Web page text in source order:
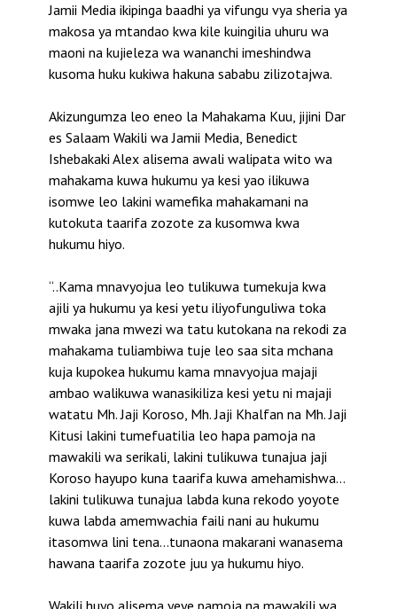
Jamii Media ikipinga baadhi ya vifungu vya sheria ya
makosa ya mtandao kwa kile kuingilia uhuru wa
maoni na kujieleza wa wananchi imeshindwa
kusoma huku kukiwa hakuna sababu zilizotajwa.
Akizungumza leo eneo la Mahakama Kuu, jijini Dar
es Salaam Wakili wa Jamii Media, Benedict
Ishebakaki Alex alisema awali walipata wito wa
mahakama kuwa hukumu ya kesi yao ilikuwa
isomwe leo lakini wamefika mahakamani na
kutokuta taarifa zozote za kusomwa kwa
hukumu hiyo.
“..Kama mnavyojua leo tulikuwa tumekuja kwa
ajili ya hukumu ya kesi yetu iliyofunguliwa toka
mwaka jana mwezi wa tatu kutokana na rekodi za
mahakama tuliambiwa tuje leo saa sita mchana
kuja kupokea hukumu kama mnavyojua majaji
ambao walikuwa wanasikiliza kesi yetu ni majaji
watatu Mh. Jaji Koroso, Mh. Jaji Khalfan na Mh. Jaji
Kitusi lakini tumefuatilia leo hapa pamoja na
mawakili wa serikali, lakini tulikuwa tunajua jaji
Koroso hayupo kuna taarifa kuwa amehamishwa…
lakini tulikuwa tunajua labda kuna rekodo yoyote
kuwa labda amemwachia faili nani au hukumu
itasomwa lini tena…tunaona makarani wanasema
hawana taarifa zozote juu ya hukumu hiyo.